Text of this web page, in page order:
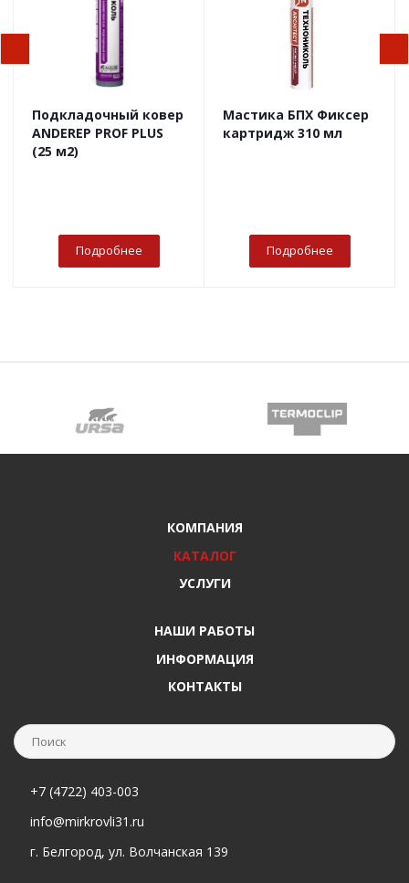
Подкладочный ковер
ANDEREP PROF PLUS
(25 м2)
Подробнее
Мастика БПХ Фиксер
картридж 310 мл
Подробнее
КОМПАНИЯ
КАТАЛОГ
УСЛУГИ
НАШИ РАБОТЫ
ИНФОРМАЦИЯ
КОНТАКТЫ
+7 (4722) 403-003
info@mirkrovli31.ru
г. Белгород, ул. Волчанская 139